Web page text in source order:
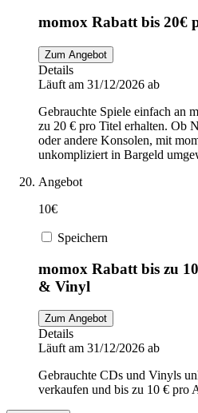
momox Rabatt bis 20€
Zum Angebot
Details
Läuft am 31/12/2026 ab
Gebrauchte Spiele einfach an
zu 20 € pro Titel erhalten. Ob
oder andere Konsolen, mit
unkompliziert in Bargeld
Angebot
10€
Speichern
momox Rabatt bis zu
& Vinyl
Zum Angebot
Details
Läuft am 31/12/2026 ab
Gebrauchte CDs und Vinyls
verkaufen und bis zu 10 € pro